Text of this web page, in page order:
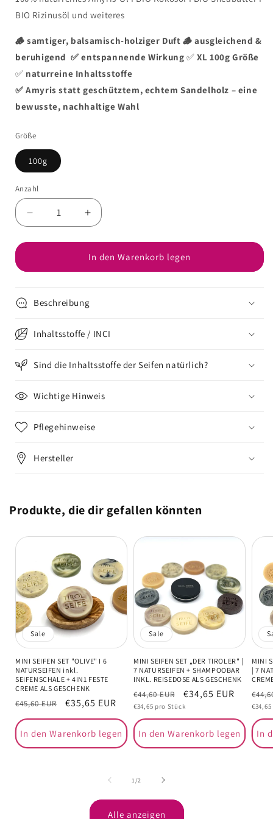
BIO Rizinusöl und weiteres
🪵 samtiger, balsamisch-holziger Duft 🪵 ausgleichend &
beruhigend ✅ entspannende Wirkung ✅XL 100g Größe
✅ naturreine Inhaltsstoffe
✅Amyris statt geschütztem, echtem Sandelholz – eine
bewusste, nachhaltige Wahl
Größe
100g
Anzahl
Anzahl
Verringere
die
Menge
SANDELHOLZ
Erhöhe
die
Menge
für
SANDELHOLZ
In den Warenkorb legen
Beschreibung
Inhaltsstoffe / INCI
Sind die Inhaltsstoffe der Seifen natürlich?
Wichtige Hinweis
Pflegehinweise
Hersteller
Produkte, die dir gefallen könnten
Sale
MINI SEIFEN SET "OLIVE" I 6
NATURSEIFEN inkl.
SEIFENSCHALE + 4IN1 FESTE
CREME ALS GESCHENK
Normaler
Preis
€45,60 EUR Verkaufspreis
€35,65 EUR
In den Warenkorb legen
Sale
MINI SEIFEN SET „DER TIROLER" |
7 NATURSEIFEN + SHAMPOOBAR
INKL. REISEDOSE ALS GESCHENK
Normaler
Preis
€44,60 EUR Verkaufspreis
€34,65 EUR
Grundpreis
€34,65 pro Stück
In den Warenkorb legen
MINI
| 7
In
1/von
2
Alle anzeigen